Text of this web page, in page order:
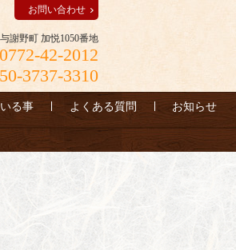
謝野町 加悦1050番地
42-2012
3737-3310
お問い合わせ
る事 よくある質問 お知らせ